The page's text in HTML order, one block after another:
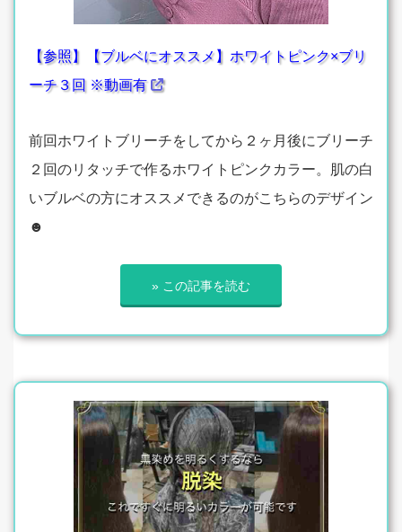
【参照】【ブルベにオススメ】ホワイトピンク×ブリ
ーチ３回 ※動画有
前回ホワイトブリーチをしてから２ヶ月後にブリーチ
２回のリタッチで作るホワイトピンクカラー。肌の白
いブルベの方にオススメできるのがこちらのデザイン
☻
» この記事を読む